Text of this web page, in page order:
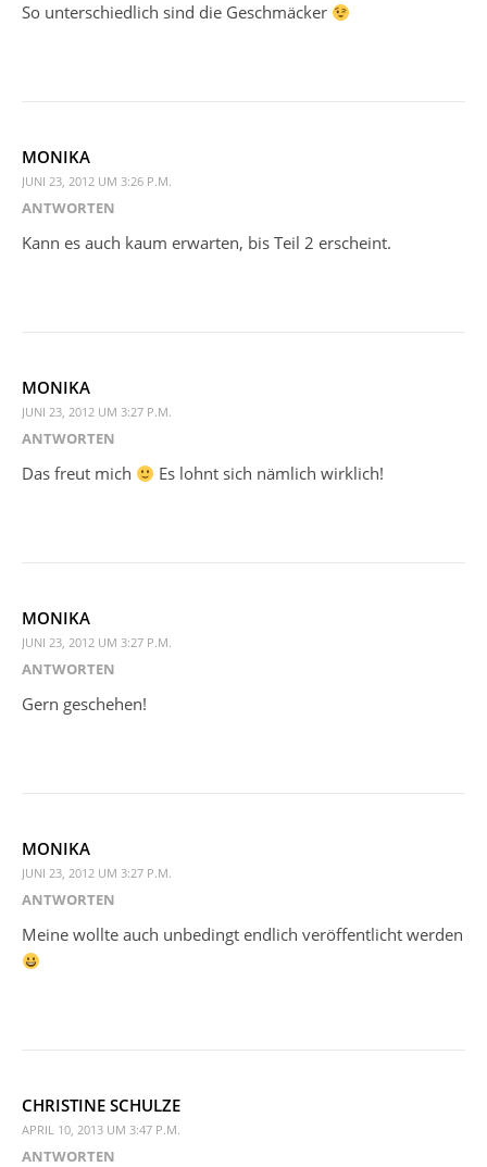
So unterschiedlich sind die Geschmäcker
MONIKA
JUNI 23, 2012 UM 3:26 P.M.
ANTWORTEN
Kann es auch kaum erwarten, bis Teil 2 erscheint.
MONIKA
JUNI 23, 2012 UM 3:27 P.M.
ANTWORTEN
Das freut mich Es lohnt sich nämlich wirklich!
MONIKA
JUNI 23, 2012 UM 3:27 P.M.
ANTWORTEN
Gern geschehen!
MONIKA
JUNI 23, 2012 UM 3:27 P.M.
ANTWORTEN
Meine wollte auch unbedingt endlich veröffentlicht werden
CHRISTINE SCHULZE
APRIL 10, 2013 UM 3:47 P.M.
ANTWORTEN